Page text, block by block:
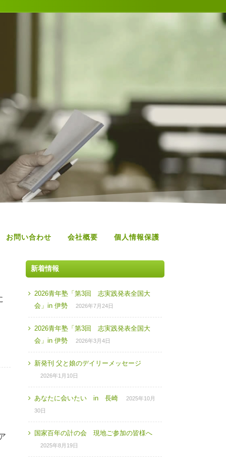
お問い合わせ 会社概要 個人情報保護
新着情報
2026青年塾「第3回 志実践発表全国大
会」in 伊勢
2026年7月24日
2026青年塾「第3回 志実践発表全国大
会」in 伊勢
2026年3月4日
新発刊 父と娘のデイリーメッセージ
2026年1月10日
あなたに会いたい in 長崎
2025年10月
30日
国家百年の計の会 現地ご参加の皆様へ
2025年8月19日